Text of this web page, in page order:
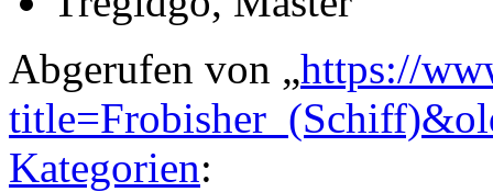
Abgerufen von „https://
Kategorien: